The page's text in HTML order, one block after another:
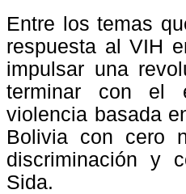
Entre los temas
respuesta al VIH
impulsar una
terminar con el
violencia basada
Bolivia con cero
discriminación y
Sida.